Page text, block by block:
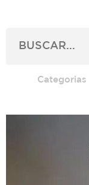
Categorias